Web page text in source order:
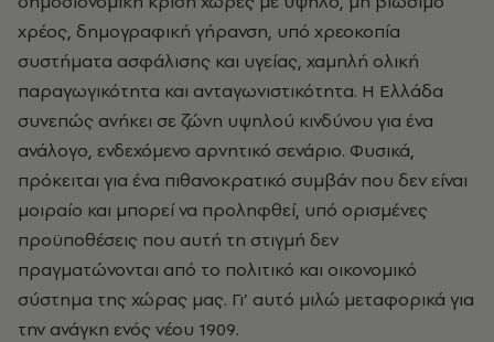
χρέος, δημογραφική γήρανση, υπό χρεοκοπία
συστήματα ασφάλισης και υγείας, χαμηλή ολική
παραγωγικότητα και ανταγωνιστικότητα. Η Ελλάδα
συνεπώς ανήκει σε ζώνη υψηλού κινδύνου για ένα
ανάλογο, ενδεχόμενο αρνητικό σενάριο. Φυσικά,
πρόκειται για ένα πιθανοκρατικό συμβάν που δεν είναι
μοιραίο και μπορεί να προληφθεί, υπό ορισμένες
προϋποθέσεις που αυτή τη στιγμή δεν
πραγματώνονται από το πολιτικό και οικονομικό
σύστημα της χώρας μας. Γι’ αυτό μιλώ μεταφορικά για
την ανάγκη ενός νέου 1909.